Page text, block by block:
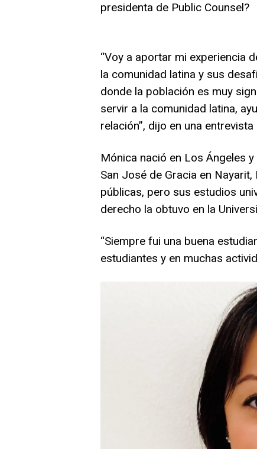
presidenta de Public Counsel?
“Voy a aportar mi experiencia
la comunidad latina y sus
donde la población es muy
servir a la comunidad latina,
relación”, dijo en una entrevista
Mónica nació en Los Ángeles
San José de Gracia en
públicas, pero sus estudios
derecho la obtuvo en la
“Siempre fui una buena
estudiantes y en muchas